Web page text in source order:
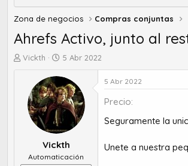
Zona de negocios Compras conjuntas
Ahrefs Activo, junto al
A
m
Vickth
F
c
h
a
d
n
i
5 Abr 2022
Vickth
Automaticación
5 Abr 2022
Precio
Seguramente la
Unete a nuestra